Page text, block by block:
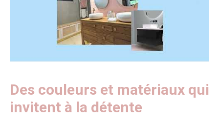
Des couleurs et matériaux qui
invitent à la détente